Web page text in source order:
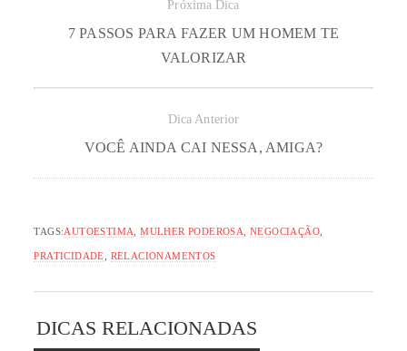
Próxima Dica
7 PASSOS PARA FAZER UM HOMEM TE
VALORIZAR
Dica Anterior
VOCÊ AINDA CAI NESSA, AMIGA?
TAGS:AUTOESTIMA ,MULHER PODEROSA ,NEGOCIAÇÃO
PRATICIDADE RELACIONAMENTOS
DICAS RELACIONADAS